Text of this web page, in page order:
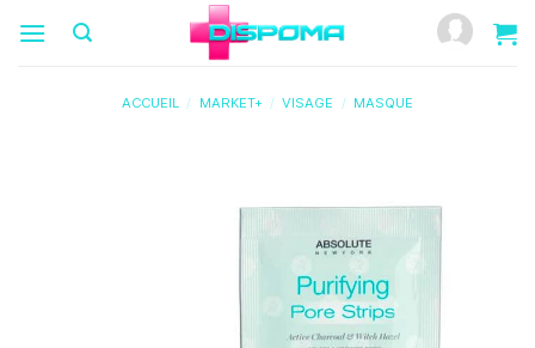
ACCUEIL / MARKET+ / VISAGE / MASQUE